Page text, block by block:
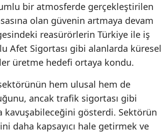
Van
Yozgat
Zonguldak
Karaman
Kırıkkale
bir atmosferde gerçekleştirilen
olan güvenin artmaya devam
reasürörlerin Türkiye ile iş
Afet Sigortası gibi alanlarda küresel
üretme hedefi ortaya kondu.
hem ulusal hem de
ancak trafik sigortası gibi
kavuşabileceğini gösterdi. Sektörün
daha kapsayıcı hale getirmek ve